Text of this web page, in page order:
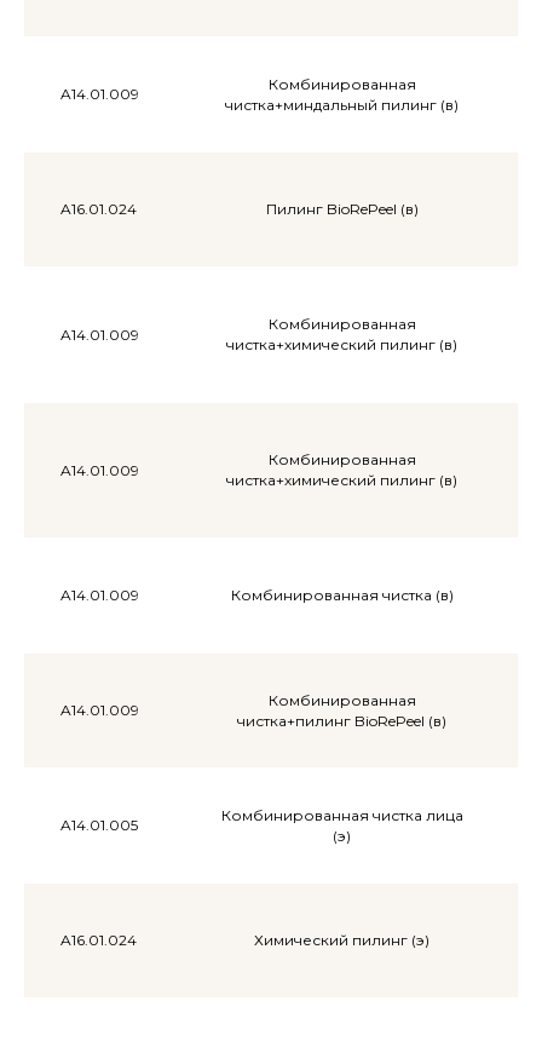
A14.01.009
Комбинированная
чистка+миндальный пилинг (в)
A16.01.024 Пилинг BioRePeel (в)
A14.01.009
Комбинированная
чистка+химический пилинг (в)
A14.01.009
Комбинированная
чистка+химический пилинг (в)
A14.01.009 Комбинированная чистка (в)
A14.01.009
Комбинированная
чистка+пилинг BioRePeel (в)
A14.01.005
Комбинированная чистка лица
(э)
A16.01.024 Химический пилинг (э)
Другие